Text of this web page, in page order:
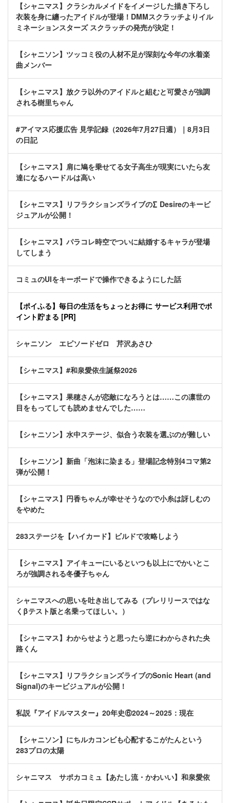
【シャニマス】クラシカルメイドをイメージした描き下ろし
衣装を身に纏ったアイドルが登場！DMMスクラッチよりイル
ミネーションスターズ スクラッチの発売が決定！
【シャニソン】ツッコミ役の人材不足が深刻な今年の水着楽
曲メンバー
【シャニマス】放クラ以外のアイドルと組むと可愛さが強調
される樹里ちゃん
#アイマス応援広告 見学記録（2026年7月27日週）｜8月3日
の日記
【シャニマス】肩に鳩を乗せてる女子高生が現実にいたら友
達になるハードルは高い
【シャニマス】リフラクションズライブの∑ Desireのキービ
ジュアルが公開！
【シャニマス】パラコレ時空でついに結婚するキャラが登場
してしまう
コミュのUIをキーボードで操作できるようにした話
【ポイふる】毎日の生活をちょっとお得に サービス利用でポ
イント貯まる [PR]
シャニソン エピソードゼロ 芹沢あさひ
【シャニマス】#和泉愛依生誕祭2026
【シャニマス】果穂さんが恋敵になろうとは……この凛世の
目をもってしても読めませんでした……
【シャニソン】水中ステージ、似合う衣装を選ぶのが難しい
【シャニソン】新曲「泡沫に染まる」登場記念特別4コマ第2
弾が公開！
【シャニマス】円香ちゃんが幸せそうなので小糸は訝しむの
をやめた
283ステージを【ハイカード】ビルドで攻略しよう
【シャニマス】アイキューにいるといつも以上にでかいとこ
ろが強調される冬優子ちゃん
シャニマスへの思いを吐き出してみる（プレリリースではな
くβテスト版と名乗ってほしい。）
【シャニマス】わからせようと思ったら逆にわからされた央
路くん
【シャニマス】リフラクションズライブのSonic Heart (and
Signal)のキービジュアルが公開！
私説『アイドルマスター』20年史⑥2024～2025：現在
【シャニソン】にちルカコンビも心配するこがたんという
283プロの太陽
シャニマス サポカコミュ【あたし流・かわいい】和泉愛依